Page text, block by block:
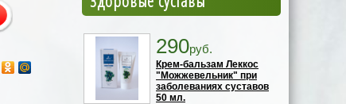
290руб.
Крем-бальзам Леккос
"Можжевельник" при
заболеваниях суставов
50 мл.